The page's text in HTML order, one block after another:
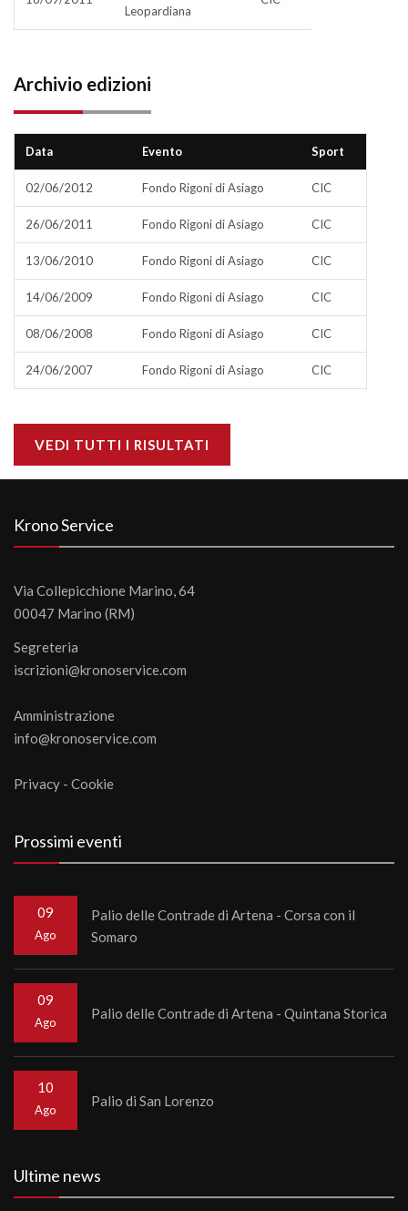
Leopardiana
Archivio edizioni
Data Evento Sport
02/06/2012 Fondo Rigoni di Asiago CIC
26/06/2011 Fondo Rigoni di Asiago CIC
13/06/2010 Fondo Rigoni di Asiago CIC
14/06/2009 Fondo Rigoni di Asiago CIC
08/06/2008 Fondo Rigoni di Asiago CIC
24/06/2007 Fondo Rigoni di Asiago CIC
VEDI TUTTI I RISULTATI
Krono Service
Via Collepicchione Marino, 64
00047 Marino (RM)
Segreteria
iscrizioni@kronoservice.com
Amministrazione
info@kronoservice.com
Privacy - Cookie
Prossimi eventi
09
Ago
Palio delle Contrade di Artena - Corsa con il
Somaro
09
Ago
Palio delle Contrade di Artena - Quintana Storica
10
Ago
Palio di San Lorenzo
Ultime news